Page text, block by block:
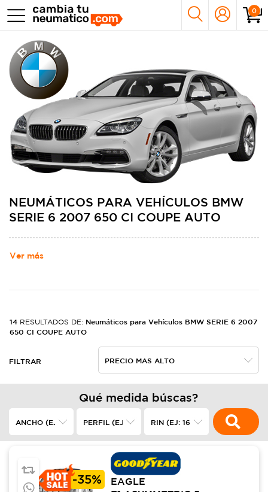
0
NEUMÁTICOS PARA VEHÍCULOS BMW
SERIE 6 2007 650 CI COUPE AUTO
Ver más
14 RESULTADOS DE: Neumáticos para Vehículos BMW SERIE 6 2007
650 CI COUPE AUTO
FILTRAR
Qué medida búscas?
-35%
EAGLE